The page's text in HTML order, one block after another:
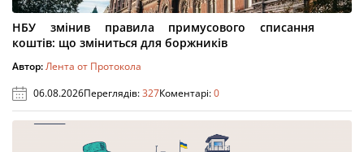
НБУ змінив правила примусового списання
коштів: що зміниться для боржників
Автор:Лента от Протокола
06.08.2026Переглядів:327Коментарі:0